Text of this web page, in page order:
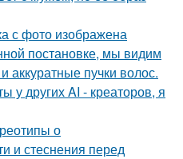
с фото изображена
постановке, мы видим
аккуратные пучки волос.
у других AI - креаторов, я
о
и стеснения перед